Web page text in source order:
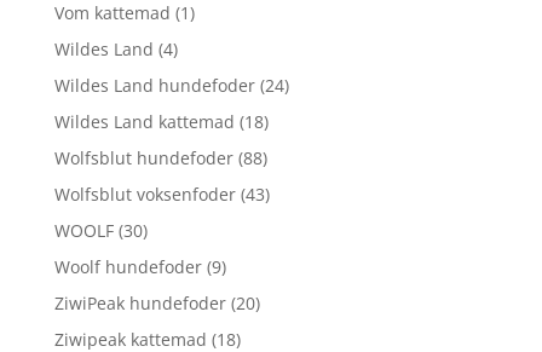
Vom kattemad (1)
Wildes Land (4)
Wildes Land hundefoder (24)
Wildes Land kattemad (18)
Wolfsblut hundefoder (88)
Wolfsblut voksenfoder (43)
WOOLF (30)
Woolf hundefoder (9)
ZiwiPeak hundefoder (20)
Ziwipeak kattemad (18)